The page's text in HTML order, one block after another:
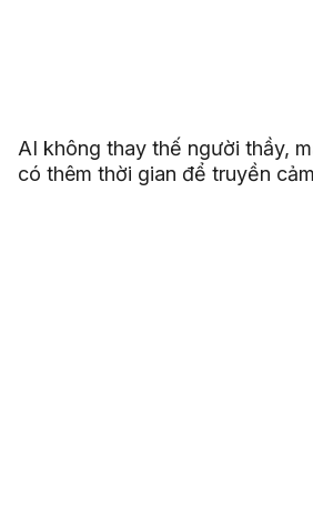
AI không thay thế người thầy,
có thêm thời gian để truyền